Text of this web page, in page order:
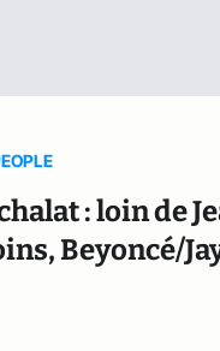
: loin de
Beyoncé/